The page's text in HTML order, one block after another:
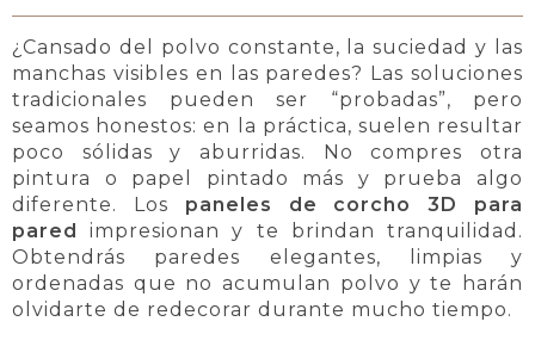
¿Cansado del polvo constante, la suciedad y las
manchas visibles en las paredes? Las soluciones
tradicionales pueden ser “probadas”, pero
seamos honestos: en la práctica, suelen resultar
poco sólidas y aburridas. No compres otra
pintura o papel pintado más y prueba algo
diferente. Los paneles de corcho 3D para
pared
impresionan y te brindan tranquilidad.
Obtendrás paredes elegantes, limpias y
ordenadas que no acumulan polvo y te harán
olvidarte de redecorar durante mucho tiempo.